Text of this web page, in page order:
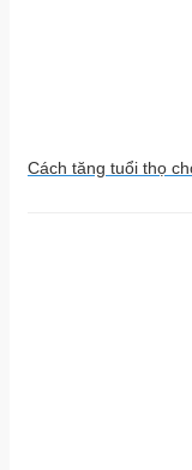
Cách tăng tuổi thọ